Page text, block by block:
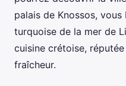
palais de Knossos,
turquoise de la mer de
cuisine crétoise,
fraîcheur.